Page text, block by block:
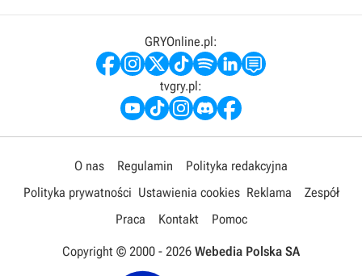
GRYOnline.pl:
tvgry.pl:
O nas Regulamin
Polityka redakcyjna
Polityka prywatności Ustawienia cookies Reklama
Zespół
Praca
Kontakt Pomoc
Copyright © 2000 - 2026 Webedia Polska SA